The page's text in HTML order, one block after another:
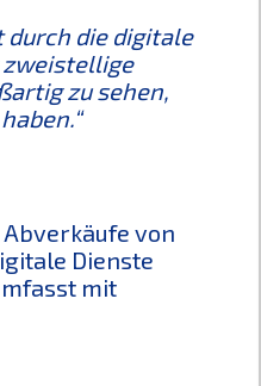
durch die digitale
zweistellige
zu sehen,
von
Dienste
mit